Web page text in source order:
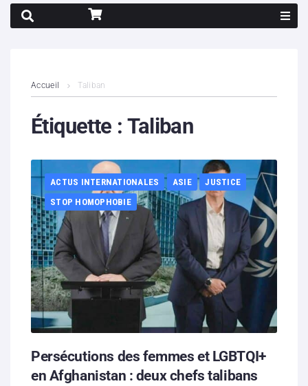
Contenus litigieux
Boutique
Partenaires
Contacts
Hébergement solidaire
Accueil Taliban
Étiquette : Taliban
ACTUS INTERNATIONALES ASIE
JUSTICE
STOP HOMOPHOBIE
Persécutions des femmes et LGBTQI+
en Afghanistan : deux chefs talibans